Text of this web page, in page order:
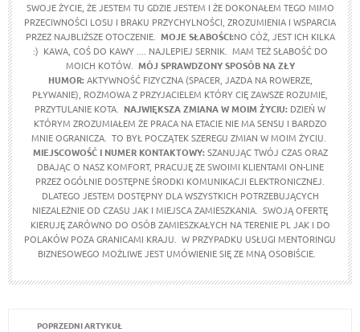
SWOJE ŻYCIE, ŻE JESTEM TU GDZIE JESTEM I ŻE DOKONAŁEM TEGO MIMO
PRZECIWNOŚCI LOSU I BRAKU PRZYCHYLNOŚCI, ZROZUMIENIA I WSPARCIA
PRZEZ NAJBLIŻSZE OTOCZENIE. MOJE SŁABOŚCI:NO CÓŻ, JEST ICH KILKA
:) KAWA, COŚ DO KAWY .... NAJLEPIEJ SERNIK. MAM TEŻ SŁABOŚĆ DO
MOICH KOTÓW. MÓJ SPRAWDZONY SPOSÓB NA ZŁY
HUMOR:AKTYWNOŚĆ FIZYCZNA (SPACER, JAZDA NA ROWERZE,
PŁYWANIE), ROZMOWA Z PRZYJACIELEM KTÓRY CIĘ ZAWSZE ROZUMIE,
PRZYTULANIE KOTA. NAJWIĘKSZA ZMIANA W MOIM ŻYCIU: DZIEŃ W
KTÓRYM ZROZUMIAŁEM ŻE PRACA NA ETACIE NIE MA SENSU I BARDZO
MNIE OGRANICZA. TO BYŁ POCZĄTEK SZEREGU ZMIAN W MOIM ŻYCIU.
MIEJSCOWOŚĆ I NUMER KONTAKTOWY:SZANUJĄC TWÓJ CZAS ORAZ
DBAJĄC O NASZ KOMFORT, PRACUJĘ ZE SWOIMI KLIENTAMI ON-LINE
PRZEZ OGÓLNIE DOSTĘPNE ŚRODKI KOMUNIKACJI ELEKTRONICZNEJ.
DLATEGO JESTEM DOSTĘPNY DLA WSZYSTKICH POTRZEBUJĄCYCH
NIEZALEŻNIE OD CZASU JAK I MIEJSCA ZAMIESZKANIA. SWOJĄ OFERTĘ
KIERUJĘ ZARÓWNO DO OSÓB ZAMIESZKAŁYCH NA TERENIE PL JAK I DO
POLAKÓW POZA GRANICAMI KRAJU. W PRZYPADKU USŁUGI MENTORINGU
BIZNESOWEGO MOŻLIWE JEST UMÓWIENIE SIĘ ZE MNĄ OSOBIŚCIE.
POPRZEDNI ARTYKUŁ